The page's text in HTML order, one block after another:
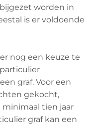
worden in
is er voldoende
nog een keuze te
graf. Voor een
gekocht,
tien jaar
graf kan een